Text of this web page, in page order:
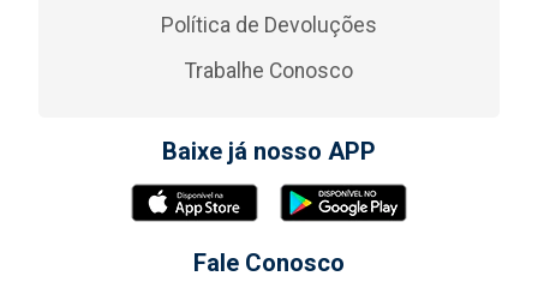
Política de Devoluções
Trabalhe Conosco
Baixe já nosso APP
Fale Conosco